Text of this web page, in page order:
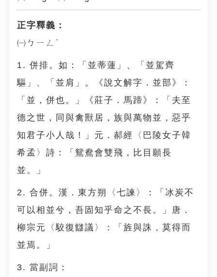
正字釋義：
㈠ㄅㄧㄥˋ
1. 併排。如：「並蒂蓮」、「並駕齊
驅」、「並肩」。《說文解字．並部》：
「並，併也。」《莊子．馬蹄》：「夫至
德之世，同與禽獸居，族與萬物並，惡乎
知君子小人哉！」元．郝經〈巴陵女子韓
希孟〉詩：「鴛鴦會雙飛，比目願長
並。」
2. 合併。漢．東方朔〈七諫〉：「冰炭不
可以相並兮，吾固知乎命之不長。」唐．
柳宗元〈駮復讎議〉：「旌與誅，莫得而
並焉。」
3. 當副詞：